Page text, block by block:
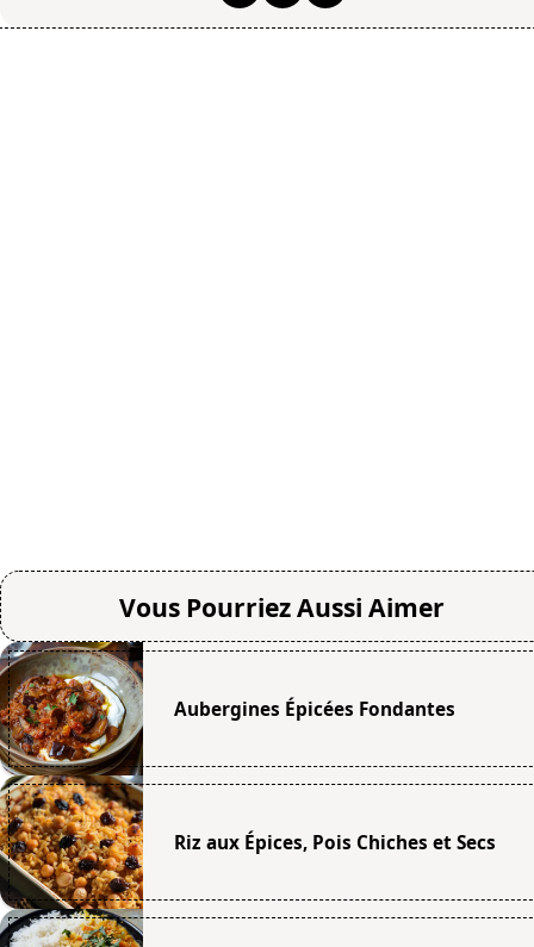
Vous Pourriez Aussi Aimer
Aubergines Épicées Fondantes
Riz aux Épices, Pois Chiches et Secs